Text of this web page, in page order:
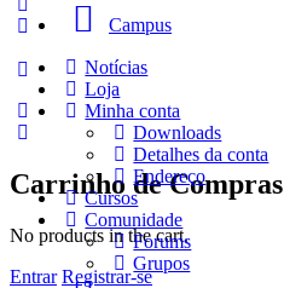
Campus
Carrinho de Compras
No products in the cart.
Entrar Registrar-se
Notícias
Loja
Minha conta
Downloads
Detalhes da conta
Endereço
Cursos
Comunidade
Forums
Grupos